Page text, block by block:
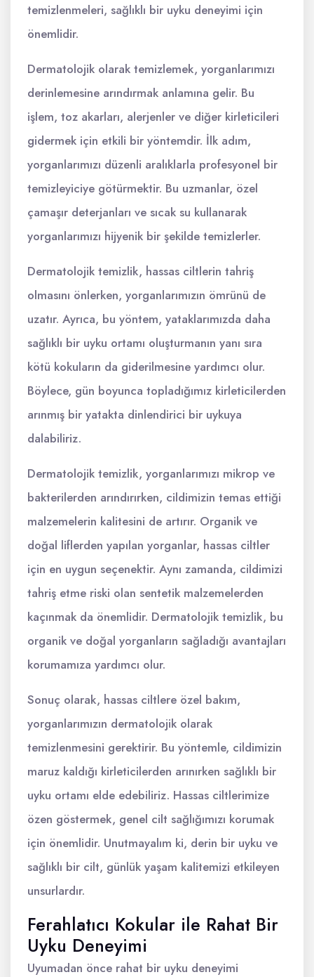
temizlenmeleri, sağlıklı bir uyku deneyimi için
önemlidir.
Dermatolojik olarak temizlemek, yorganlarımızı
derinlemesine arındırmak anlamına gelir. Bu
işlem, toz akarları, alerjenler ve diğer kirleticileri
gidermek için etkili bir yöntemdir. İlk adım,
yorganlarımızı düzenli aralıklarla profesyonel bir
temizleyiciye götürmektir. Bu uzmanlar, özel
çamaşır deterjanları ve sıcak su kullanarak
yorganlarımızı hijyenik bir şekilde temizlerler.
Dermatolojik temizlik, hassas ciltlerin tahriş
olmasını önlerken, yorganlarımızın ömrünü de
uzatır. Ayrıca, bu yöntem, yataklarımızda daha
sağlıklı bir uyku ortamı oluşturmanın yanı sıra
kötü kokuların da giderilmesine yardımcı olur.
Böylece, gün boyunca topladığımız kirleticilerden
arınmış bir yatakta dinlendirici bir uykuya
dalabiliriz.
Dermatolojik temizlik, yorganlarımızı mikrop ve
bakterilerden arındırırken, cildimizin temas ettiği
malzemelerin kalitesini de artırır. Organik ve
doğal liflerden yapılan yorganlar, hassas ciltler
için en uygun seçenektir. Aynı zamanda, cildimizi
tahriş etme riski olan sentetik malzemelerden
kaçınmak da önemlidir. Dermatolojik temizlik, bu
organik ve doğal yorganların sağladığı avantajları
korumamıza yardımcı olur.
Sonuç olarak, hassas ciltlere özel bakım,
yorganlarımızın dermatolojik olarak
temizlenmesini gerektirir. Bu yöntemle, cildimizin
maruz kaldığı kirleticilerden arınırken sağlıklı bir
uyku ortamı elde edebiliriz. Hassas ciltlerimize
özen göstermek, genel cilt sağlığımızı korumak
için önemlidir. Unutmayalım ki, derin bir uyku ve
sağlıklı bir cilt, günlük yaşam kalitemizi etkileyen
unsurlardır.
Ferahlatıcı Kokular ile Rahat Bir
Uyku Deneyimi
Uyumadan önce rahat bir uyku deneyimi